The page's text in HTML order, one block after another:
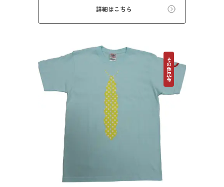
布ネクタイ。 裏のデザインは、NO KONBU，
NO LIFE...（昆布のない生活なんてありえな
い....） とても貴重な昆布ネクタイのTシャツで
なあの人へ、レアなTシャツをコレクションの
方へ、普段使いにもう１枚、隠れ日高ファンの
方、この機会にどうぞお買い求めください！
素材：6.2oz 16/1天竺 綿100％ <昆布Tシャツの
生地> 密かに根強いファンから、多くの支持を
得ている リピーターの多いこだわり派必見の
ブランドです。 日本国内のメーカー管理のも
と、中国の工場で生産されているので、 高品
質＆リーズナブルな価格を実現しています。
上質のオープンエンド糸を使用しているマック
スウエイトTシャツ。 オープンエンドのアメリ
カンな風合いを残しつつ、高品質。 とてもし
っかりした生地で着心地の良いTシャツで
詳細はこちら
その他昆布